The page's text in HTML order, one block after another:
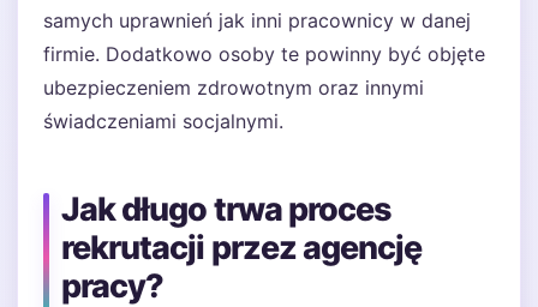
samych uprawnień jak inni pracownicy w danej
firmie. Dodatkowo osoby te powinny być objęte
ubezpieczeniem zdrowotnym oraz innymi
świadczeniami socjalnymi.
Jak długo trwa proces
rekrutacji przez agencję
pracy?